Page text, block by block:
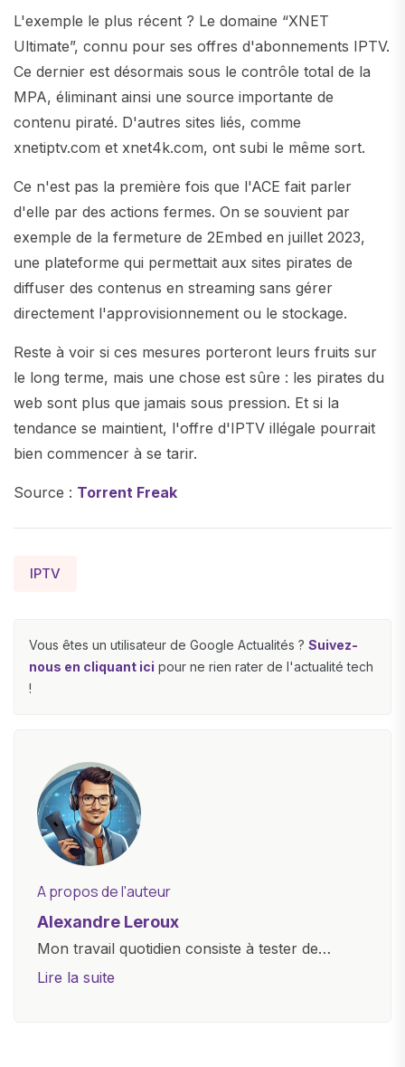
L'exemple le plus récent ? Le domaine “XNET
Ultimate”, connu pour ses offres d'abonnements IPTV.
Ce dernier est désormais sous le contrôle total de la
MPA, éliminant ainsi une source importante de
contenu piraté. D'autres sites liés, comme
xnetiptv.com et xnet4k.com, ont subi le même sort.
Ce n'est pas la première fois que l'ACE fait parler
d'elle par des actions fermes. On se souvient par
exemple de la fermeture de 2Embed en juillet 2023,
une plateforme qui permettait aux sites pirates de
diffuser des contenus en streaming sans gérer
directement l'approvisionnement ou le stockage.
Reste à voir si ces mesures porteront leurs fruits sur
le long terme, mais une chose est sûre : les pirates du
web sont plus que jamais sous pression. Et si la
tendance se maintient, l'offre d'IPTV illégale pourrait
bien commencer à se tarir.
Source : Torrent Freak
IPTV
Vous êtes un utilisateur de Google Actualités ? Suivez-
nous en cliquant ici pour ne rien rater de l'actualité tech
!
A propos de l'auteur
Alexandre Leroux
Mon travail quotidien consiste à tester de
nouveaux appareils, à rédiger des critiques
Lire la suite